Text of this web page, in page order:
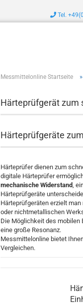
Tel.
Messmittelonline Startseite »
Härteprüfgerät zum
Härteprüfgeräte
Härteprüfer dienen zum
digitale Härteprüfer
mechanische Widerstand,
Härteprüfgeräte
Härteprüfgeräten erzielt
oder nichtmetallischen
Die Möglichkeit des mobilen
eine große Resonanz.
Messmittelonline bietet
Vergleichen.